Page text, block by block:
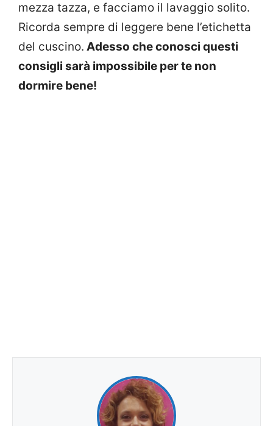
mezza tazza, e facciamo il lavaggio solito.
Ricorda sempre di leggere bene l’etichetta
del cuscino. Adesso che conosci questi
consigli sarà impossibile per te non
dormire bene!